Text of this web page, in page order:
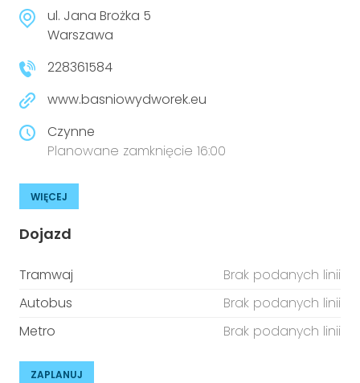
ul. Jana Brożka 5
Warszawa
228361584
www.basniowydworek.eu
Czynne
Planowane zamknięcie 16:00
WIĘCEJ
Dojazd
Tramwaj
Brak podanych linii
Autobus
Brak podanych linii
Metro
Brak podanych linii
ZAPLANUJ